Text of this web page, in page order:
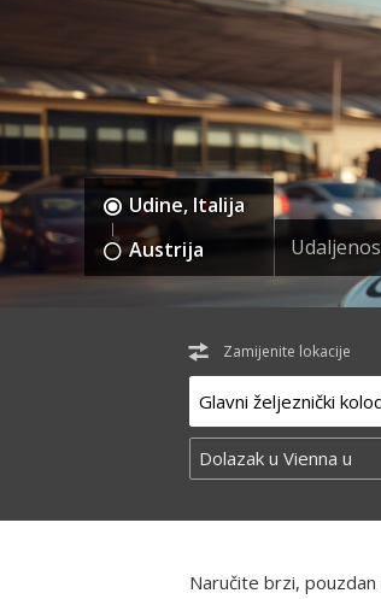
Udine, Italija
Austrija
Zamijenite lokacije
Naručite brzi,